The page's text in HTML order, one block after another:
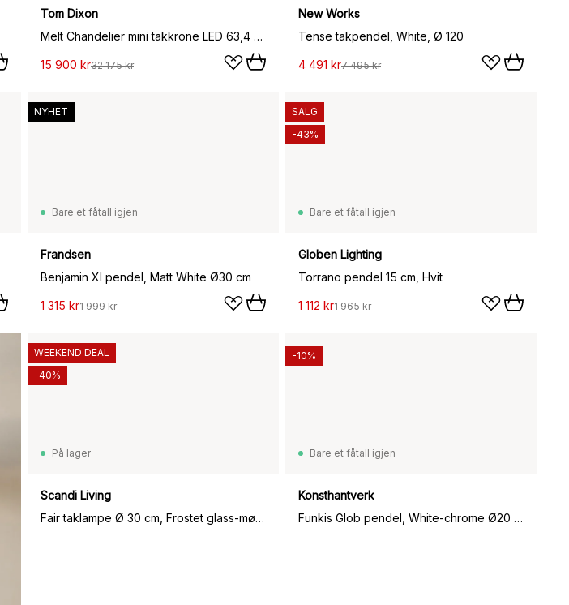
Tom Dixon
Melt Chandelier mini takkrone LED 63,4 cm, Opal-silver
15 900 kr32 175 kr
New Works
Tense takpendel, White, Ø 120
4 491 kr7 495 kr
Bare et fåtall igjen
Frandsen
Benjamin Xl pendel, Matt White Ø30 cm
1 315 kr1 999 kr
NYHET
Bare et fåtall igjen
Globen Lighting
Torrano pendel 15 cm, Hvit
1 112 kr1 965 kr
SALG
-43%
På lager
Scandi Living
Fair taklampe Ø 30 cm, Frostet glass-mørkbeiset ask
WEEKEND DEAL
-40%
Bare et fåtall igjen
Konsthantverk
Funkis Glob pendel, White-chrome Ø20 cm
-10%